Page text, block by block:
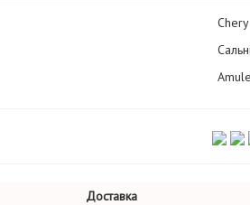
Chery
Доставка